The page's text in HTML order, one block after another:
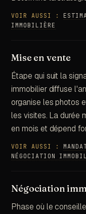
VOIR AUSSI :
IMMOBILIÈRE
Mise en vente
Étape qui suit la
immobilier diffuse
organise les photos
les visites. La durée
en mois et dépend
VOIR AUSSI :
NÉGOCIATION
Négociation
Phase où le